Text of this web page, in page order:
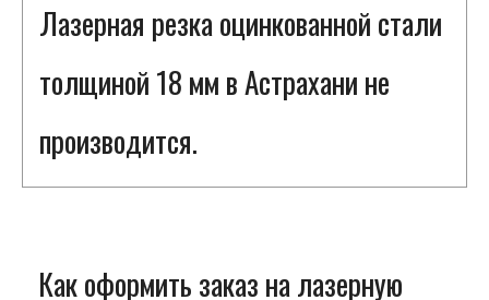
Лазерная резка оцинкованной стали
толщиной 18 мм в Астрахани не
производится.
Как оформить заказ на лазерную